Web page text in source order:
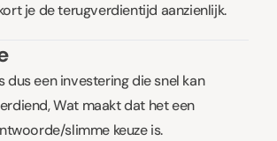
je de terugverdientijd aanzienlijk.
dus een investering die snel kan
Wat maakt dat het een
slimme keuze is.